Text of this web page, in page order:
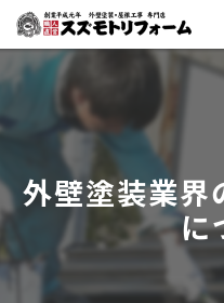
外壁塗装業界
に